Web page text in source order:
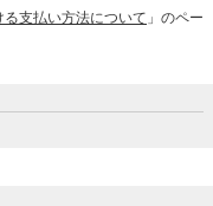
る支払い方法について 」のペー